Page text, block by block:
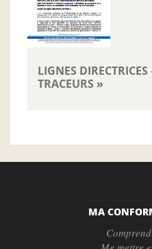
LIGNES
TRACEURS »
MA